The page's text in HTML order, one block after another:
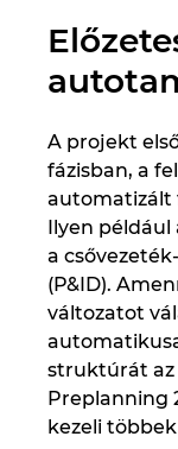
A projekt
fázisban, a
automatizált
Ilyen
a
(P&ID).
változatot
struktúrát az
Preplanning
kezeli